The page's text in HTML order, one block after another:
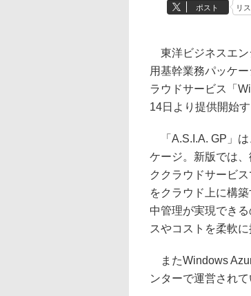
ポスト リ
東洋ビジネスエン
用基幹業務パッケ
ラウドサービス「
14日より提供開始す
「A.S.I.A. GP」は
ケージ。新版では
ククラウドサービ
をクラウド上に構
中管理が実現でき
スやコストを柔軟
またWindows
ンターで運営され